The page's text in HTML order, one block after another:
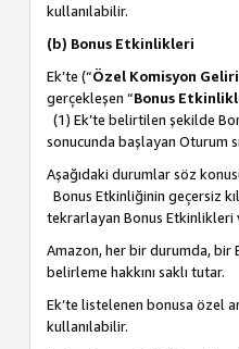
kullanılabilir.
(b) Bonus Etkinlikleri
Ek’te (“Özel Komisyon Geliri
gerçekleşen “Bonus
(1) Ek’te belirtilen şekilde
sonucunda başlayan Oturum
Aşağıdaki durumlar söz
Bonus Etkinliğinin geçersiz
tekrarlayan Bonus Etkinlikleri
Amazon, her bir durumda, bir
belirleme hakkını saklı tutar.
Ek’te listelenen bonusa özel
kullanılabilir.